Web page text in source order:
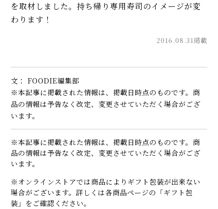
を取材しました。持ち帰り専用寿司のイメージが変
わります！
2016.08.31掲載
文： FOODIE編集部
※本記事に掲載された情報は、掲載日時点のものです。商
品の情報は予告なく改定、変更させていただく場合がござ
います。
※本記事に掲載された情報は、掲載日時点のものです。商
品の情報は予告なく改定、変更させていただく場合がござ
います。
※オンラインストアでは商品によりギフト包装が出来ない
場合がございます。詳しくは各商品ページの「ギフト包
装」をご確認ください。